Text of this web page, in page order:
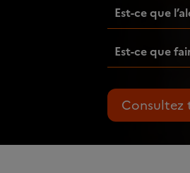
Est-ce que
Est-ce que
Consultez